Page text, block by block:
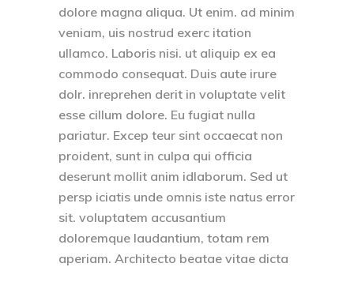
dolore magna aliqua. Ut enim. ad minim
veniam, uis nostrud exerc itation
ullamco. Laboris nisi. ut aliquip ex ea
commodo consequat. Duis aute irure
dolr. inreprehen derit in voluptate velit
esse cillum dolore. Eu fugiat nulla
pariatur. Excep teur sint occaecat non
proident, sunt in culpa qui officia
deserunt mollit anim idlaborum. Sed ut
persp iciatis unde omnis iste natus error
sit. voluptatem accusantium
doloremque laudantium, totam rem
aperiam. Architecto beatae vitae dicta